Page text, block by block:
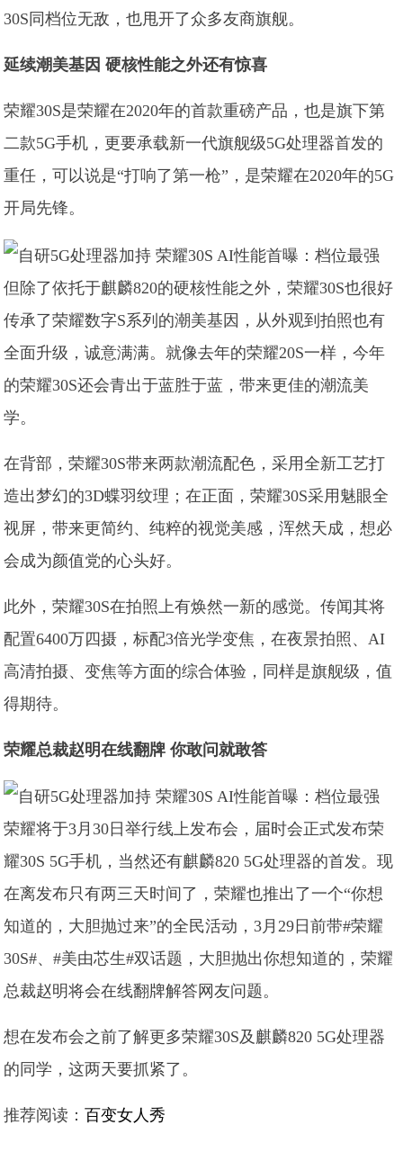
30S同档位无敌，也甩开了众多友商旗舰。
延续潮美基因 硬核性能之外还有惊喜
荣耀30S是荣耀在2020年的首款重磅产品，也是旗下第
二款5G手机，更要承载新一代旗舰级5G处理器首发的
重任，可以说是“打响了第一枪”，是荣耀在2020年的5G
开局先锋。
但除了依托于麒麟820的硬核性能之外，荣耀30S也很好
传承了荣耀数字S系列的潮美基因，从外观到拍照也有
全面升级，诚意满满。就像去年的荣耀20S一样，今年
的荣耀30S还会青出于蓝胜于蓝，带来更佳的潮流美
学。
在背部，荣耀30S带来两款潮流配色，采用全新工艺打
造出梦幻的3D蝶羽纹理；在正面，荣耀30S采用魅眼全
视屏，带来更简约、纯粹的视觉美感，浑然天成，想必
会成为颜值党的心头好。
此外，荣耀30S在拍照上有焕然一新的感觉。传闻其将
配置6400万四摄，标配3倍光学变焦，在夜景拍照、AI
高清拍摄、变焦等方面的综合体验，同样是旗舰级，值
得期待。
荣耀总裁赵明在线翻牌 你敢问就敢答
荣耀将于3月30日举行线上发布会，届时会正式发布荣
耀30S 5G手机，当然还有麒麟820 5G处理器的首发。现
在离发布只有两三天时间了，荣耀也推出了一个“你想
知道的，大胆抛过来”的全民活动，3月29日前带#荣耀
30S#、#美由芯生#双话题，大胆抛出你想知道的，荣耀
总裁赵明将会在线翻牌解答网友问题。
想在发布会之前了解更多荣耀30S及麒麟820 5G处理器
的同学，这两天要抓紧了。
推荐阅读：百变女人秀